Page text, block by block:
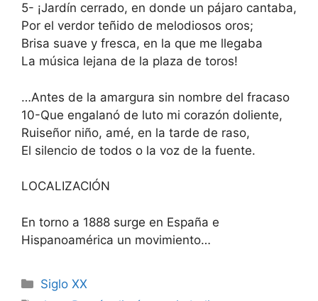
5- ¡Jardín cerrado, en donde un pájaro cantaba,
Por el verdor teñido de melodiosos oros;
Brisa suave y fresca, en la que me llegaba
La música lejana de la plaza de toros!
…Antes de la amargura sin nombre del fracaso
10-Que engalanó de luto mi corazón doliente,
Ruiseñor niño, amé, en la tarde de raso,
El silencio de todos o la voz de la fuente.
LOCALIZACIÓN
En torno a 1888 surge en España e
Hispanoamérica un movimiento…
Categorías
Siglo XX